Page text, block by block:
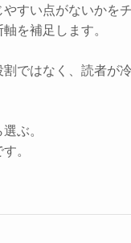
すい点がないかを
を補足します。
ではなく、読者が
ぶ。
。